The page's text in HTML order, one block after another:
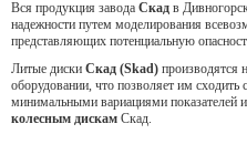
Вся продукция завода Скад в
надежности путем моделирования
представляющих потенциальную
Литые диски Скад (Skad) производятся
оборудовании, что позволяет им сходить
минимальными вариациями показателей
колесным дискам Скад.